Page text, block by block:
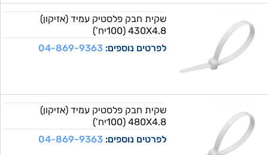
שקית חבק פלסטיק עמיד (אזיקון)
430X4.8 (100יח’)
לפרטים נוספים:04-869-9363
שקית חבק פלסטיק עמיד (אזיקון)
480X4.8 (100יח’)
לפרטים נוספים:04-869-9363